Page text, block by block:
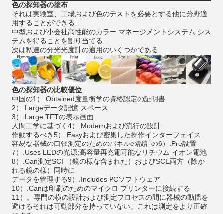
色の探知器の塗布
それは実験室、工場および色のテストを必要とする他に分野適
用することができる;
中型および小会社高性能のカラー マネージメントシステム シス
テムを得ることを割り当てる;
次は私達の分光光度計の適用のいくつかである
色の探知器の比較優位
中国の1）.Obtained度量衡学の資格認定の証明書
2）.Largeデータ記憶 スペース
3）.Large TFTの表示画面
人間工学に基づく4）.Modernおよび流行の設計
作動するべき5）.Easyおよび密集した操作インターフェイス
容易な器械の口径測定のためのパネルの設計の6）.Pre設置
7）.Uses LEDの光源;高容量再充電可能なリチウム イオン電池
8）.Can測定SCI （鏡の様な含まれた）およびSCE両方（除か
れる鏡の様）同時に
データを管理する9）.Includes PCソフトウェア
10）.Canは印刷のためのマイクロ プリンターに接続する
11）。専門の横の設計および測定プロセスの間に器械の動揺を
避けるそれは可動部分を持っていない。これは測定をより正確